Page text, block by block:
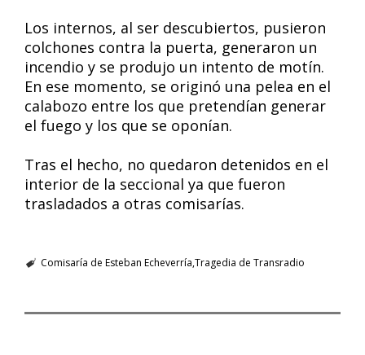
Los internos, al ser descubiertos, pusieron
colchones contra la puerta, generaron un
incendio y se produjo un intento de motín.
En ese momento, se originó una pelea en el
calabozo entre los que pretendían generar
el fuego y los que se oponían.
Tras el hecho, no quedaron detenidos en el
interior de la seccional ya que fueron
trasladados a otras comisarías.
Comisaría de Esteban Echeverría Tragedia de Transradio